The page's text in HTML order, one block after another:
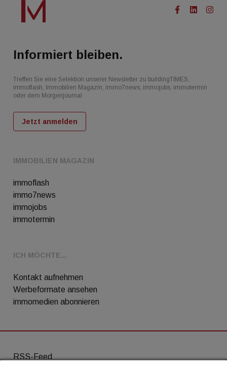
IMMOBILIEN MAGAZIN
immoflash
immo7news
immojobs
immotermin
ICH MÖCHTE...
Kontakt aufnehmen
Werbeformate ansehen
immomedien abonnieren
Informiert bleiben.
Treffen Sie eine Selektion unserer Newsletter zu buildingTIMES,
immoflash, Immobilien Magazin, immo7news, immojobs, immotermin
oder dem Morgenjournal
Jetzt anmelden
RSS-Feed